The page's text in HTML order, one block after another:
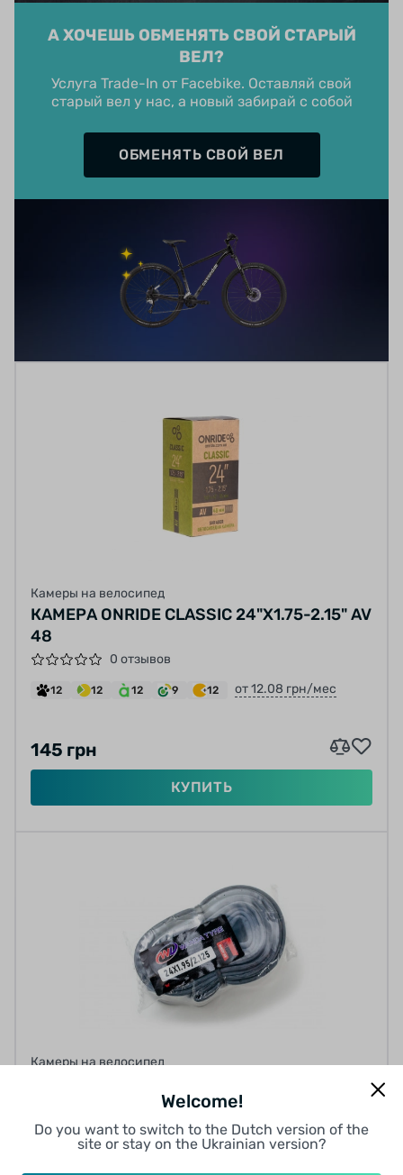
А ХОЧЕШЬ ОБМЕНЯТЬ СВОЙ СТАРЫЙ
ВЕЛ?
Услуга Trade-In от Facebike. Оставляй свой
старый вел у нас, а новый забирай с собой
ОБМЕНЯТЬ СВОЙ ВЕЛ
Камеры на велосипед
КАМЕРА ONRIDE CLASSIC 24"X1.75-2.15" AV
48
0 отзывов
12 12 12 9 12 от 12.08 грн/мес
145 грн
КУПИТЬ
Камеры на велосипед
0 отзывов
Welcome!
Do you want to switch to the Dutch version of the
site or stay on the Ukrainian version?